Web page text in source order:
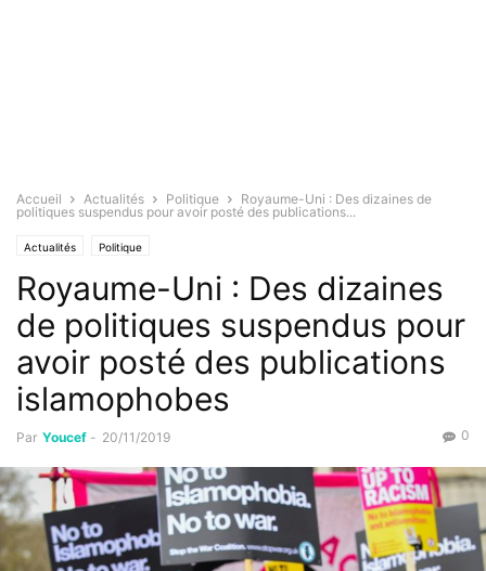
Accueil Actualités Politique
Royaume-Uni : Des dizaines de
politiques suspendus pour avoir posté des publications...
Actualités Politique
Royaume-Uni : Des dizaines
de politiques suspendus pour
avoir posté des publications
islamophobes
Par Youcef - 20/11/2019 0